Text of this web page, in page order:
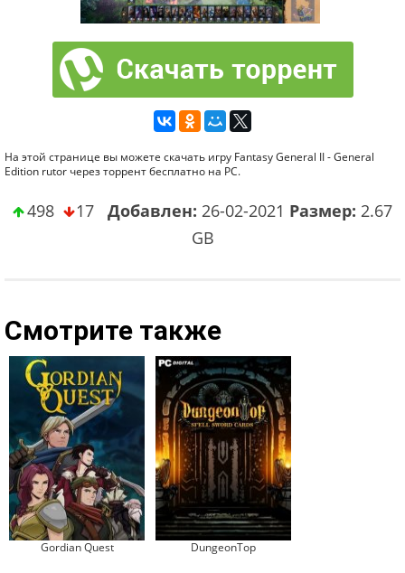
На этой странице вы можете скачать игру Fantasy General II - General
Edition rutor через торрент бесплатно на PC.
498 17 Добавлен: 26-02-2021 Размер: 2.67
GB
Смотрите также
Gordian Quest DungeonTop